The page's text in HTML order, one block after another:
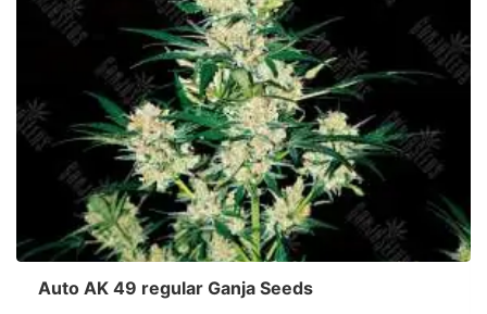
Auto AK 49 regular Ganja Seeds